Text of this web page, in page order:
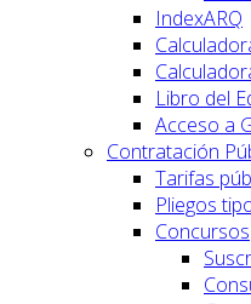
IndexARQ
Libro del
Acceso a
Contratación
Tarifas
Pliegos
Concursos